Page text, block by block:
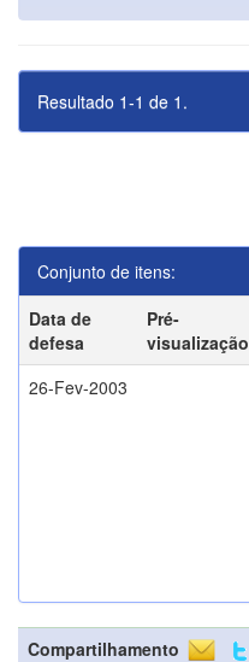
Resultado 1-1 de 1.
Conjunto de itens:
Data de
defesa
Pré-
visualização
26-Fev-2003
Compartilhamento